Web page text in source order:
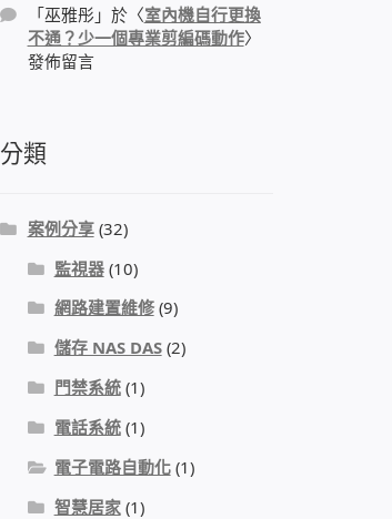
「巫雅彤 」於〈室內機自行更換
不通？少一個專業剪編碼動作〉
發佈留言
分類
案例分享(32)
監視器(10)
網路建置維修(9)
儲存 NAS DAS(2)
門禁系統(1)
電話系統(1)
電子電路自動化(1)
智慧居家(1)